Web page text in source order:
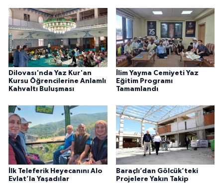
Dilovası'nda Yaz Kur'an
Kursu Öğrencilerine Anlamlı
Kahvaltı Buluşması
İlim Yayma Cemiyeti Yaz
Eğitim Programı
Tamamlandı
İlk Teleferik Heyecanını Alo
Evlat’la Yaşadılar
Baraçlı’dan Gölcük’teki
Projelere Yakın Takip